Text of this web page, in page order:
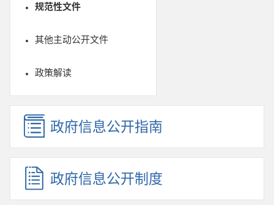
规范性文件
其他主动公开文件
政策解读
政府信息公开指南
政府信息公开制度